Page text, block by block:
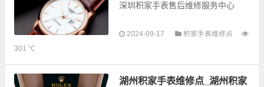
深圳积家手表售后维修服务中心
以下是古锋网为您整理的深圳积家
的故障检测维修，手表保养等业
务，为了享受优质的...
2024-09-17
积家手表维修点
301 ℃
湖州积家手表维修点_湖州积家